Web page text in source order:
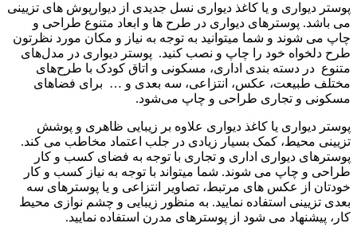
پوستر دیواری و یا کاغذ دیواری نسل جدیدی از دیوارپوش های تزیینی
می باشد. پوسترهای دیواری در طرح ها و ابعاد متنوع طراحی و
چاپ می شوند و شما میتوانید به توجه به نیاز و مکان مورد نظرتون
طرح دلخواه خود را چاپ و نصب کنید. پوستر دیواری در مدل‌های
متنوع در دسته‌ بندی اداری، مسکونی و اتاق کودک با طرح‌های
مختلف طبیعت، عکس، انتزاعی، سه بعدی و … برای فضاهای
مسکونی و تجاری طراحی و چاپ می‌شود.
پوستر دیواری یا کاغذ دیواری علاوه بر زیبایی ظاهری و پوشش
تزیینی محیط، کمک بسیار زیادی در جلب اعتماد مخاطب می کند.
پوسترهای دیواری اداری و تجاری با توجه به فضای کسب و کار
طراحی و چاپ می شوند. شما میتواند با توجه به نیاز کسب و کار
خودتان از عکس های مرتبط، تصاویر انتزاعی و یا پوسترهای سه
بعدی تزیینی استفاده نمایید. به منظور زیبایی و چشم نوازی محیط
کار، پیشنهاد می شود از پوسترهای مدرن استفاده نمایید.